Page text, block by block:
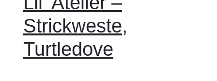
mehrere
Varianten
auf.
Die
Strickweste,
Turtledove